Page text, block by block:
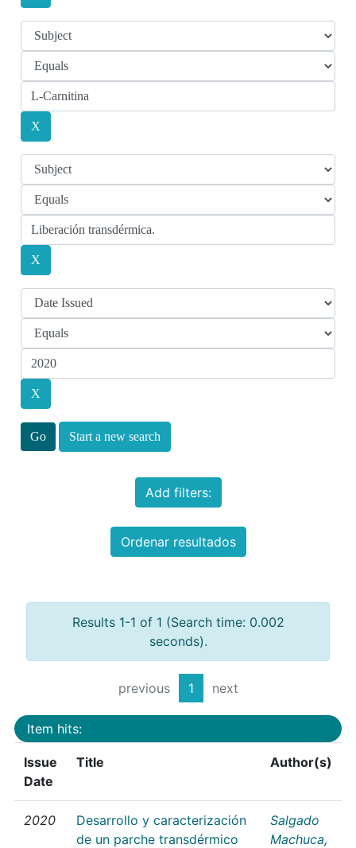
Start a new search
Add filters:
Ordenar resultados
Results 1-1 of 1 (Search time: 0.002
seconds).
previous 1 next
Item hits:
Issue
Date
Title Author(s)
2020
Desarrollo y caracterización
de un parche transdérmico
Salgado
Machuca,